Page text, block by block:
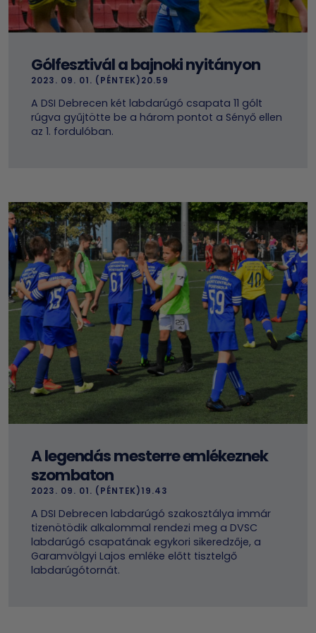
Gólfesztivál a bajnoki nyitányon
2023. 09. 01. (PÉNTEK)20.59
A DSI Debrecen két labdarúgó csapata 11 gólt
rúgva gyűjtötte be a három pontot a Sényő ellen
az 1. fordulóban.
A legendás mesterre emlékeznek
szombaton
2023. 09. 01. (PÉNTEK)19.43
A DSI Debrecen labdarúgó szakosztálya immár
tizenötödik alkalommal rendezi meg a DVSC
labdarúgó csapatának egykori sikeredzője, a
Garamvölgyi Lajos emléke előtt tisztelgő
labdarúgótornát.